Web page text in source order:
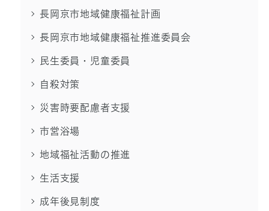
長岡京市地域健康福祉計画
長岡京市地域健康福祉推進委員会
民生委員・児童委員
自殺対策
災害時要配慮者支援
市営浴場
地域福祉活動の推進
生活支援
成年後見制度